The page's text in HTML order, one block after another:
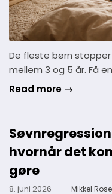
De fleste børn
mellem 3 og 5 år. Få
Read more →
hvornår det
gøre
8. juni 2026 · Mikkel